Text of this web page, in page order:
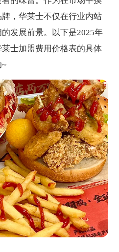
，华莱士不仅在行业内站
发展前景。以下是2025年
士加盟费用价格表的具体
~